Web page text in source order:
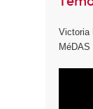
Victoria
MéDAS